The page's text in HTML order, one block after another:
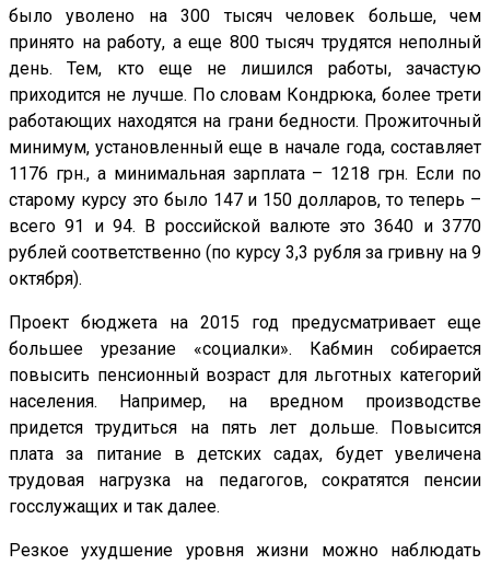
было уволено на 300 тысяч человек больше, чем
принято на работу, а еще 800 тысяч трудятся неполный
день. Тем, кто еще не лишился работы, зачастую
приходится не лучше. По словам Кондрюка, более трети
работающих находятся на грани бедности. Прожиточный
минимум, установленный еще в начале года, составляет
1176 грн., а минимальная зарплата – 1218 грн. Если по
старому курсу это было 147 и 150 долларов, то теперь –
всего 91 и 94. В российской валюте это 3640 и 3770
рублей соответственно (по курсу 3,3 рубля за гривну на 9
октября).
Проект бюджета на 2015 год предусматривает еще
большее урезание «социалки». Кабмин собирается
повысить пенсионный возраст для льготных категорий
населения. Например, на вредном производстве
придется трудиться на пять лет дольше. Повысится
плата за питание в детских садах, будет увеличена
трудовая нагрузка на педагогов, сократятся пенсии
госслужащих и так далее.
Резкое ухудшение уровня жизни можно наблюдать